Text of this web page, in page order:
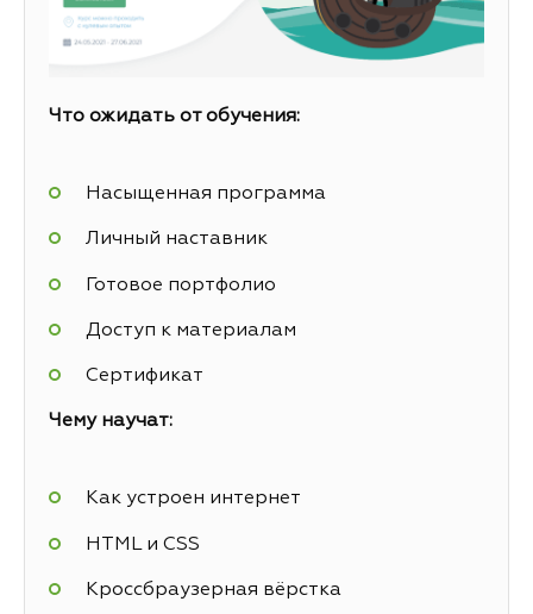
Что ожидать от обучения:
Насыщенная программа
Личный наставник
Готовое портфолио
Доступ к материалам
Сертификат
Чему научат:
Как устроен интернет
HTML и CSS
Кроссбраузерная вёрстка